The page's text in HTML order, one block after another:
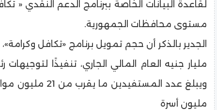
لقاعدة البيانات الخاصة ببرنامج الدعم النقدي «
مستوى محافظات الجمهورية.
مليار جنيه العام المالي الجاري، تنفيذًا لتوجيهات
مليون أسرة